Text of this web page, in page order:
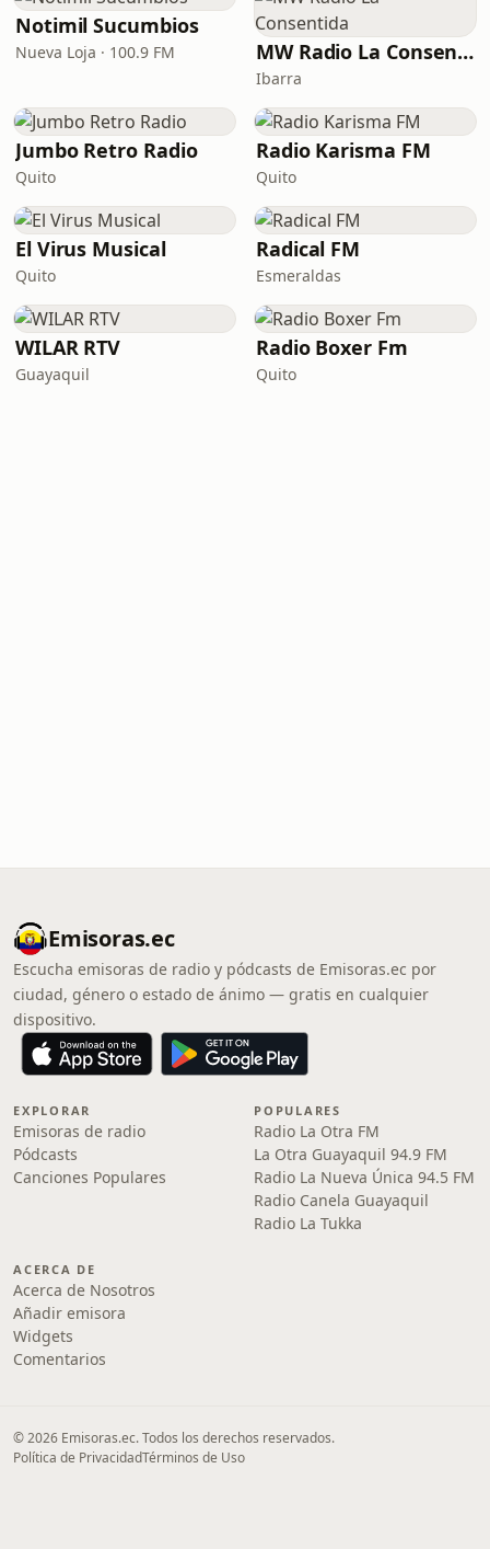
Notimil Sucumbios
Nueva Loja · 100.9 FM MW Radio La Consentida
Ibarra
Jumbo Retro Radio
Quito
Radio Karisma FM
Quito
El Virus Musical
Quito
Radical FM
Esmeraldas
WILAR RTV
Guayaquil
Radio Boxer Fm
Quito
Emisoras.ec
Escucha emisoras de radio y pódcasts de Emisoras.ec por
ciudad, género o estado de ánimo — gratis en cualquier
dispositivo.
EXPLORAR
Emisoras de radio
Pódcasts
Canciones Populares
POPULARES
Radio La Otra FM
La Otra Guayaquil 94.9 FM
Radio La Nueva Única 94.5 FM
Radio Canela Guayaquil
Radio La Tukka
ACERCA DE
Acerca de Nosotros
Añadir emisora
Widgets
Comentarios
© 2026 Emisoras.ec. Todos los derechos reservados.
Política de PrivacidadTérminos de Uso